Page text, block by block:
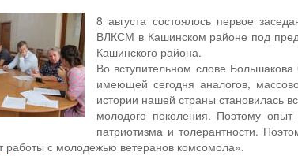
8 августа состоялось первое
ВЛКСМ в Кашинском районе под
Кашинского района.
Во вступительном слове
имеющей сегодня аналогов,
истории нашей страны становилась
молодого поколения. Поэтому
патриотизма и толерантности.
работы с молодежью ветеранов комсомола».